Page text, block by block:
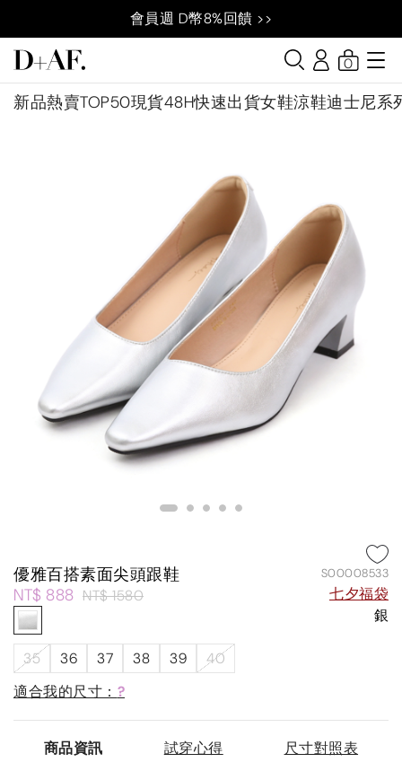
會員週 D幣8%回饋 >>
新品熱賣TOP50現貨48H快速出貨女鞋涼鞋迪士尼系
0
優雅百搭素面尖頭跟鞋 S00008533
NT$ 888 NT$ 1580
七夕福袋
銀
35 36 37 38 39
40
適合我的尺寸： ?
商品資訊 試穿心得 尺寸對照表